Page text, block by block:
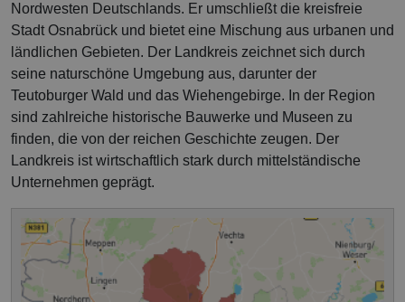
Nordwesten Deutschlands. Er umschließt die kreisfreie
Stadt Osnabrück und bietet eine Mischung aus urbanen und
ländlichen Gebieten. Der Landkreis zeichnet sich durch
seine naturschöne Umgebung aus, darunter der
Teutoburger Wald und das Wiehengebirge. In der Region
sind zahlreiche historische Bauwerke und Museen zu
finden, die von der reichen Geschichte zeugen. Der
Landkreis ist wirtschaftlich stark durch mittelständische
Unternehmen geprägt.